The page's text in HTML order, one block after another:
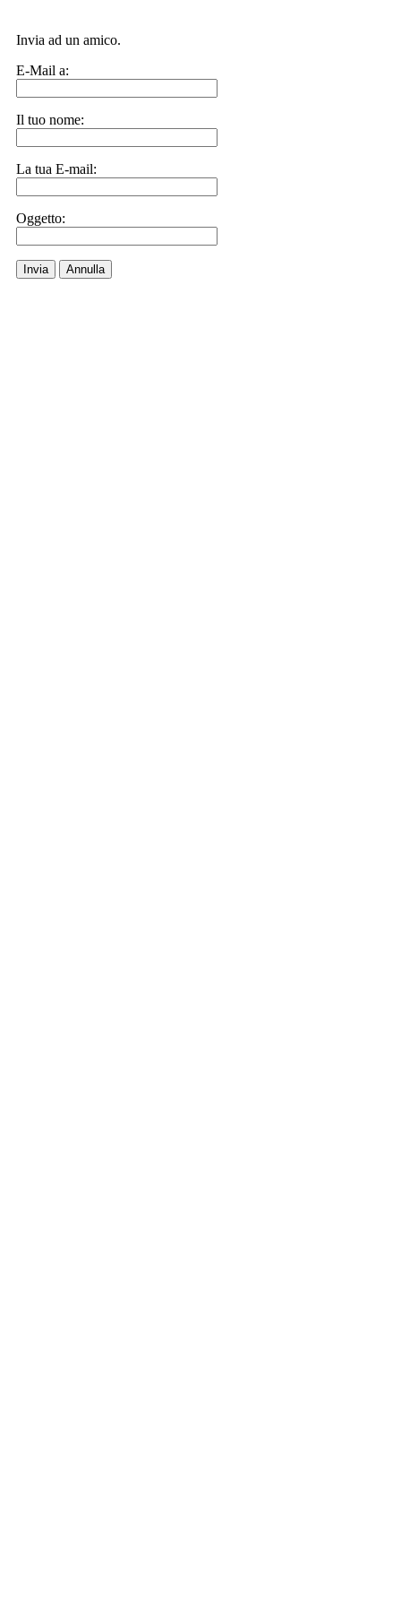
Invia ad un amico.
E-Mail a:
Il tuo nome:
La tua E-mail:
Oggetto:
Invia Annulla